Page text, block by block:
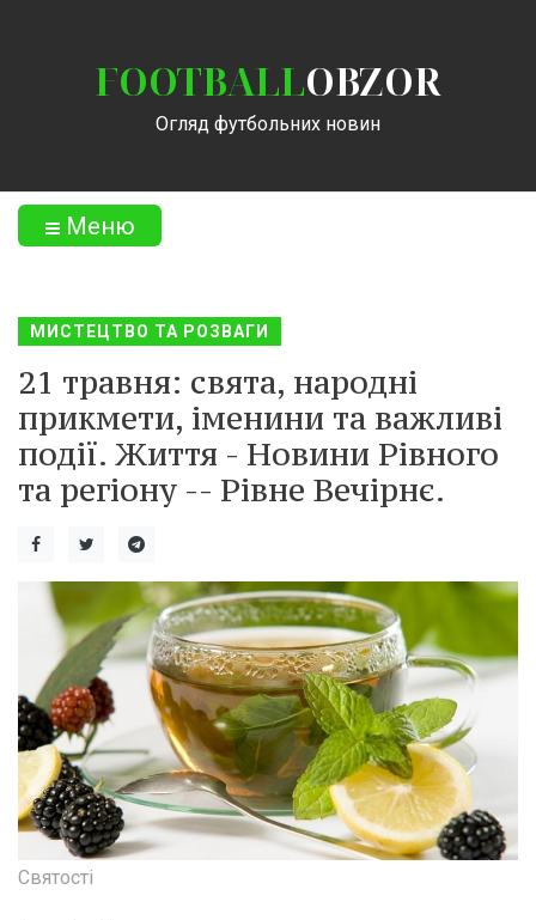
FOOTBALLOBZOR
Огляд футбольних новин
Меню
МИСТЕЦТВО ТА РОЗВАГИ
21 травня: свята, народні
прикмети, іменини та важливі
події. Життя - Новини Рівного
та регіону -- Рівне Вечірнє.
Святості